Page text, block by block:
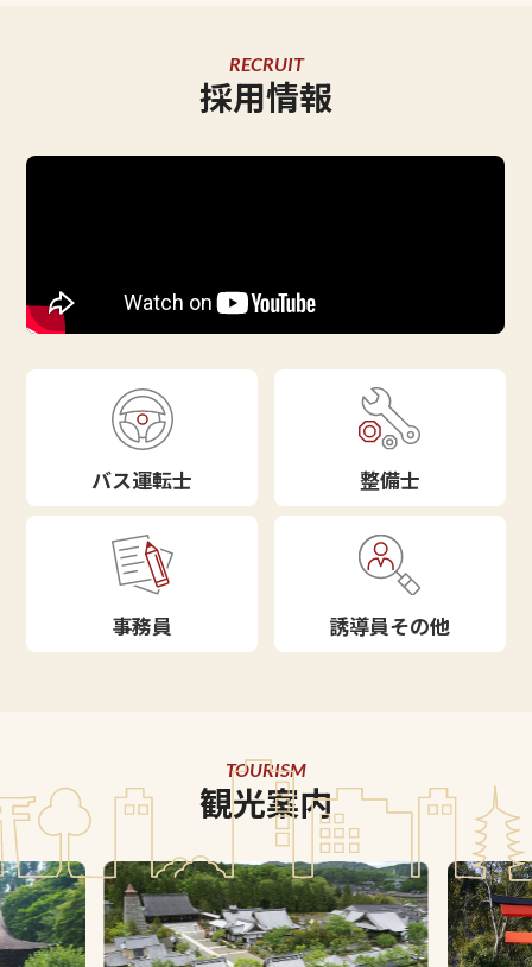
採用情報
RECRUIT
バス運転士 整備士
事務員 誘導員その他
観光案内
TOURISM